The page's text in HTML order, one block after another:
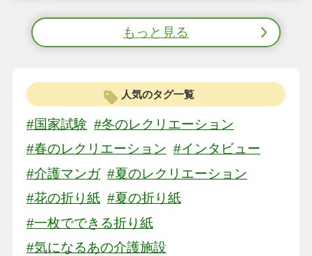
もっと見る
人気のタグ一覧
#国家試験 #冬のレクリエーション
#春のレクリエーション #インタビュー
#介護マンガ #夏のレクリエーション
#花の折り紙 #夏の折り紙
#一枚でできる折り紙
#気になるあの介護施設